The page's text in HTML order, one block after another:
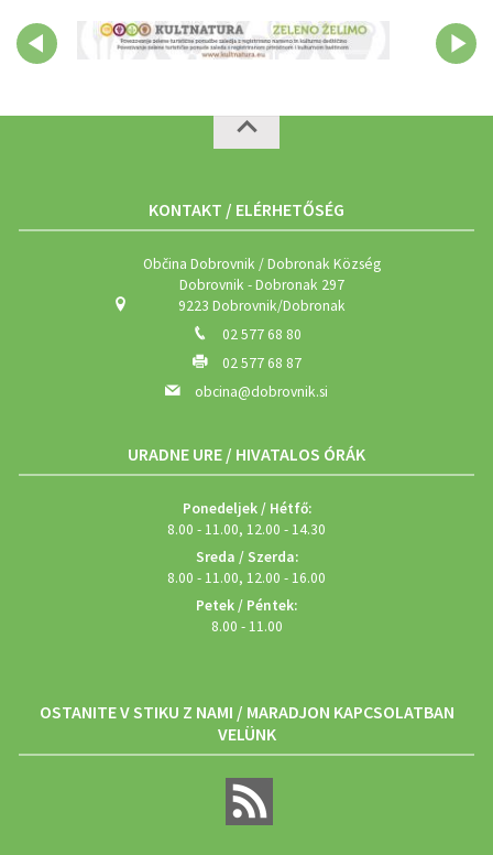
KONTAKT / ELÉRHETŐSÉG
Občina Dobrovnik / Dobronak Község
Dobrovnik - Dobronak 297
9223 Dobrovnik/Dobronak
02 577 68 80
02 577 68 87
obcina@dobrovnik.si
URADNE URE / HIVATALOS ÓRÁK
Ponedeljek / Hétfő:
8.00 - 11.00, 12.00 - 14.30
Sreda / Szerda:
8.00 - 11.00, 12.00 - 16.00
Petek / Péntek:
8.00 - 11.00
OSTANITE V STIKU Z NAMI / MARADJON KAPCSOLATBAN
VELÜNK